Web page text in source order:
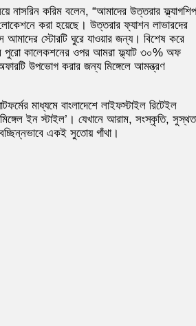
নাসরিন করিম বলেন, “আমাদের উত্তরার ফ্ল্যাগশিপ
করা হয়েছে। উত্তরার ফ্যাশন লাভারদের
স্টোরটি ঘুরে যাওয়ার জন্য। বিশেষ করে
কালেকশনের ওপর আমরা ফ্ল্যাট ৩০% অফ
উপভোগ করার জন্য মিঙ্গেলে আমন্ত্রণ
মাধ্যমে বাংলাদেশে লাইফস্টাইল রিটেইল
ইন স্টাইল’। যেখানে আরাম, সংস্কৃতি,
একই সুতোয় গাঁথা।